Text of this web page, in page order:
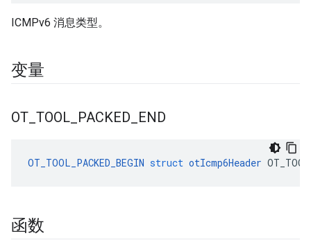
ICMPv6 消息类型。
变量
OT TOOL PACKED END
OT_TOOL_PACKED_BEGIN struct otIcmp6Header
函数